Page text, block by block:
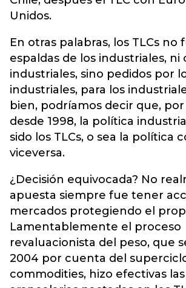
Unidos.
En otras palabras, los TLCs no
espaldas de los industriales, ni
industriales, sino pedidos por
industriales, para los
bien, podríamos decir que,
desde 1998, la política
sido los TLCs, o sea la política
viceversa.
¿Decisión equivocada? No
apuesta siempre fue tener
mercados protegiendo el
Lamentablemente el proceso
revaluacionista del peso, que
2004 por cuenta del
commodities, hizo efectivas